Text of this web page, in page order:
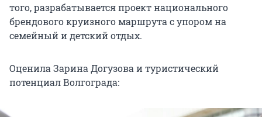
того, разрабатывается проект национального
брендового круизного маршрута с упором на
семейный и детский отдых.
Оценила Зарина Догузова и туристический
потенциал Волгограда: